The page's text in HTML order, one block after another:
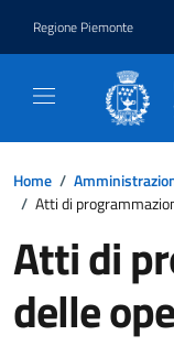
Regione Piemonte
Home /
/ Atti di
Atti di
delle